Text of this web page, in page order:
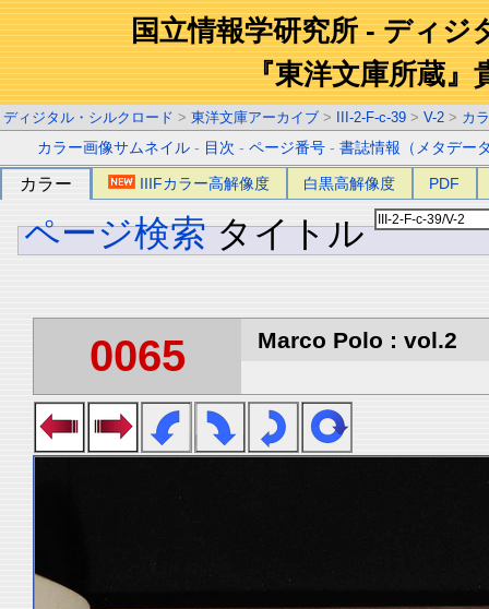
国立情報学研究所 - ディジ
『東洋文庫所蔵』
ディジタル・シルクロード > 東洋文庫アーカイブ > III-2-F-c-39 > V-2 > カ
カラー画像サムネイル - 目次 -ページ番号 -書誌情報（メタデー
カラー IIIFカラー高解像度 白黒高解像度 PDF
ページ検索 タイトル
0065 Marco Polo : vol.2